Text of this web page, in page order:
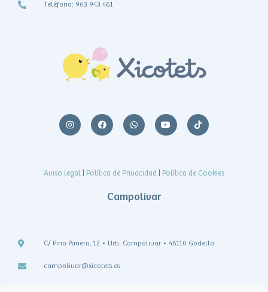
Teléfono: 963 943 461
Aviso legal Política de Privacidad Política de Cookies
Campolivar
C/ Pino Panera, 12 • Urb. Campolivar • 46110 Godella
campolivar@xicotets.es